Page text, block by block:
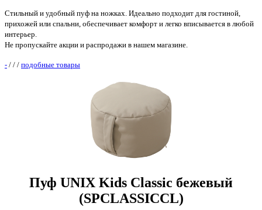
Стильный и удобный пуф на ножках. Идеально подходит для гостиной,
прихожей или спальни, обеспечивает комфорт и легко вписывается в любой
интерьер.
Не пропускайте акции и распродажи в нашем магазине.
- / / / подобные товары
Пуф UNIX Kids Classic бежевый
(SPCLASSICCL)